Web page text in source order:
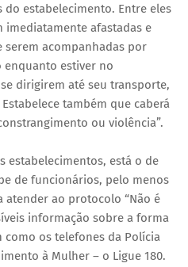
do estabelecimento. Entre eles
imediatamente afastadas e
serem acompanhadas por
enquanto estiver no
dirigirem até seu transporte,
também que caberá
ou violência”.
estabelecimentos, está o de
de funcionários, pelo menos
atender ao protocolo “Não é
informação sobre a forma
os telefones da Polícia
à Mulher – o Ligue 180.